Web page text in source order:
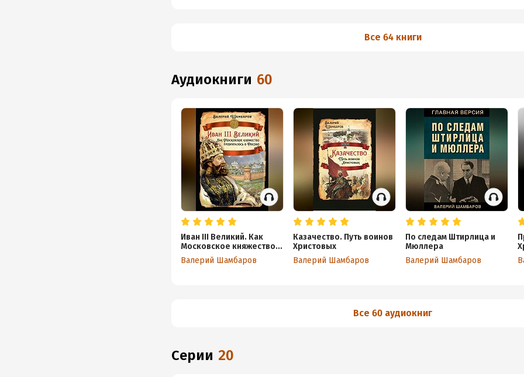
Все 64 книги
аудиокниги 60
Иван III Великий. Как
Московское княжество
превратилось в Россию
Валерий Шамбаров
Казачество. Путь воинов
Христовых
Валерий Шамбаров
По следам Штирлица и
Мюллера
Валерий Шамбаров
Все 60 аудиокниг
Серии 20